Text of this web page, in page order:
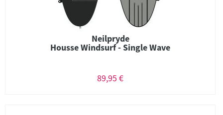
Neilpryde
Housse Windsurf - Single Wave
89,95 €